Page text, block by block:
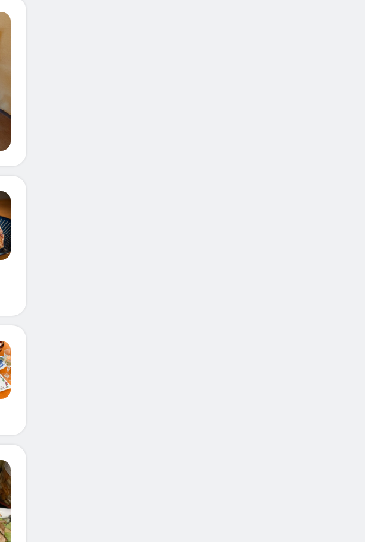
時給：
時給：
時給：
時給：
時給：
時給：
時給：
時給：
時給：
時給：
時給：
時給：
時給：
時給：
時給：